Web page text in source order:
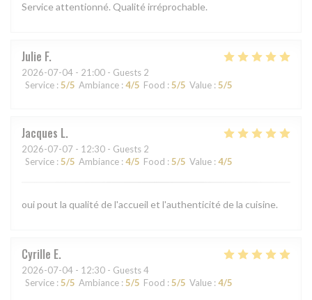
Service attentionné. Qualité irréprochable.
Julie F
2026-07-04 - 21:00 - Guests 2
Service : 5/5 Ambiance : 4/5 Food : 5/5 Value : 5/5
Jacques L
2026-07-07 - 12:30 - Guests 2
Service : 5/5 Ambiance : 4/5 Food : 5/5 Value : 4/5
oui pout la qualité de l'accueil et l'authenticité de la cuisine.
Cyrille E
2026-07-04 - 12:30 - Guests 4
Service : 5/5 Ambiance : 5/5 Food : 5/5 Value : 4/5